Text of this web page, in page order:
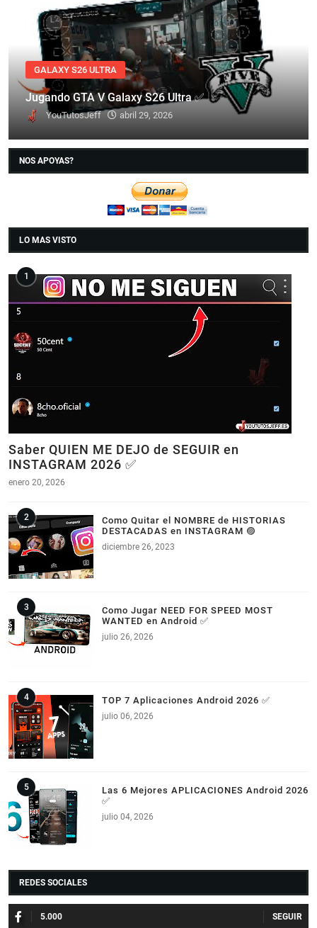
GALAXY S26 ULTRA
Jugando GTA V Galaxy S26 Ultra ✅
YouTutosJeff abril 29, 2026
NOS APOYAS?
LO MAS VISTO
Saber QUIEN ME DEJO de SEGUIR en
INSTAGRAM 2026 ✅
enero 20, 2026
Como Quitar el NOMBRE de HISTORIAS
DESTACADAS en INSTAGRAM 🟣
diciembre 26, 2023
Como Jugar NEED FOR SPEED MOST
WANTED en Android ✅
julio 26, 2026
TOP 7 Aplicaciones Android 2026 ✅
julio 06, 2026
Las 6 Mejores APLICACIONES Android 2026
✅
julio 04, 2026
REDES SOCIALES
5.000